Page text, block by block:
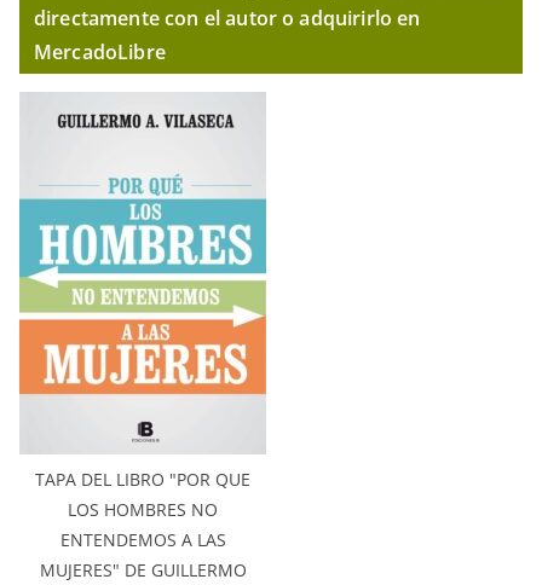
directamente con el autor o adquirirlo en
MercadoLibre
TAPA DEL LIBRO "POR QUE
LOS HOMBRES NO
ENTENDEMOS A LAS
MUJERES" DE GUILLERMO